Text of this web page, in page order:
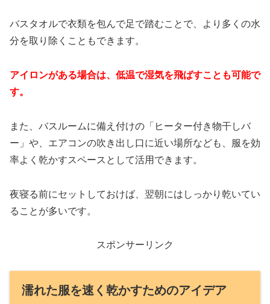
バスタオルで衣類を包んで足で踏むことで、より多くの水
分を取り除くこともできます。
アイロンがある場合は、低温で湿気を飛ばすことも可能で
す。
また、バスルームに備え付けの「ヒーター付き物干しバ
ー」や、エアコンの吹き出し口に近い場所なども、服を効
率よく乾かすスペースとして活用できます。
夜寝る前にセットしておけば、翌朝にはしっかり乾いてい
ることが多いです。
スポンサーリンク
濡れた服を速く乾かすためのアイデア